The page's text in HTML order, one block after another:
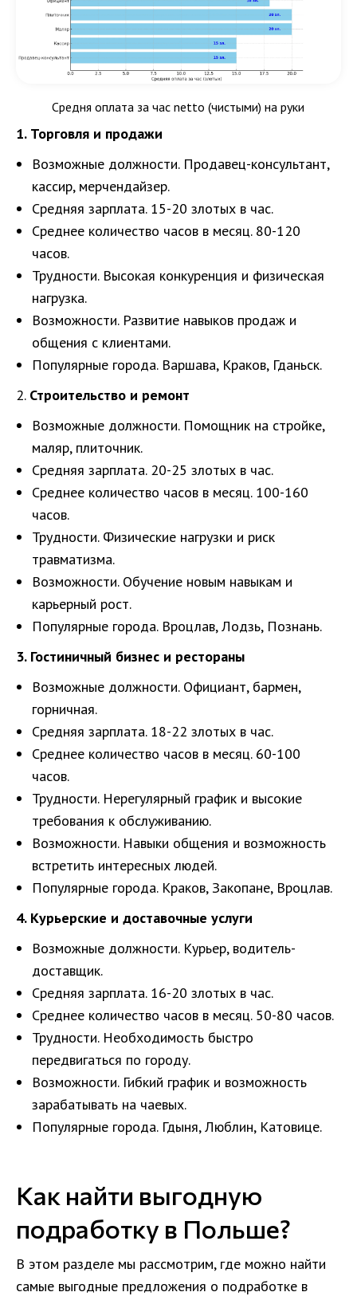
Средня оплата за час netto (чистыми) на руки
1. Торговля и продажи
Возможные должности. Продавец-консультант,
кассир, мерчендайзер.
Средняя зарплата. 15-20 злотых в час.
Среднее количество часов в месяц. 80-120
часов.
Трудности. Высокая конкуренция и физическая
нагрузка.
Возможности. Развитие навыков продаж и
общения с клиентами.
Популярные города. Варшава, Краков, Гданьск.
2. Строительство и ремонт
Возможные должности. Помощник на стройке,
маляр, плиточник.
Средняя зарплата. 20-25 злотых в час.
Среднее количество часов в месяц. 100-160
часов.
Трудности. Физические нагрузки и риск
травматизма.
Возможности. Обучение новым навыкам и
карьерный рост.
Популярные города. Вроцлав, Лодзь, Познань.
3. Гостиничный бизнес и рестораны
Возможные должности. Официант, бармен,
горничная.
Средняя зарплата. 18-22 злотых в час.
Среднее количество часов в месяц. 60-100
часов.
Трудности. Нерегулярный график и высокие
требования к обслуживанию.
Возможности. Навыки общения и возможность
встретить интересных людей.
Популярные города. Краков, Закопане, Вроцлав.
4. Курьерские и доставочные услуги
Возможные должности. Курьер, водитель-
доставщик.
Средняя зарплата. 16-20 злотых в час.
Среднее количество часов в месяц. 50-80 часов.
Трудности. Необходимость быстро
передвигаться по городу.
Возможности. Гибкий график и возможность
зарабатывать на чаевых.
Популярные города. Гдыня, Люблин, Катовице.
Как найти выгодную
подработку в Польше?
В этом разделе мы рассмотрим, где можно найти
самые выгодные предложения о подработке в